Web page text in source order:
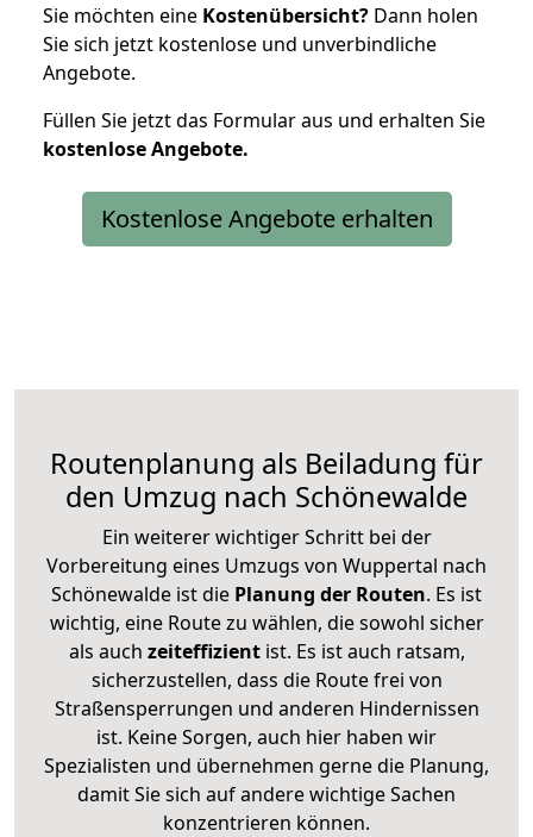
Sie möchten eine Kostenübersicht? Dann holen
Sie sich jetzt kostenlose und unverbindliche
Angebote.
Füllen Sie jetzt das Formular aus und erhalten Sie
kostenloseAngebote.
Kostenlose Angebote erhalten
Routenplanung als Beiladung für
den Umzug nach Schönewalde
Ein weiterer wichtiger Schritt bei der
Vorbereitung eines Umzugs von Wuppertal nach
Schönewalde ist die Planung der Routen. Es ist
wichtig, eine Route zu wählen, die sowohl sicher
als auch zeiteffizientist. Es ist auch ratsam,
sicherzustellen, dass die Route frei von
Straßensperrungen und anderen Hindernissen
ist. Keine Sorgen, auch hier haben wir
Spezialisten und übernehmen gerne die Planung,
damit Sie sich auf andere wichtige Sachen
konzentrieren können.